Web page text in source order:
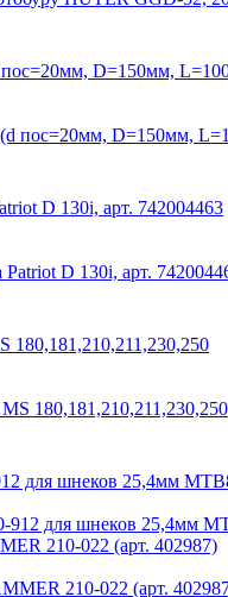
D=150мм,
D 130i, арт. 742004463
180,181,210,211,230,250
для шнеков 25,4мм
210-022 (арт. 402987)